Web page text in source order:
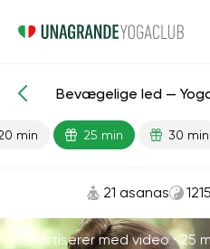
Færdiglavede lektioner
Bevægelige led —
min 25 min 30 min
21 asanas
Praktiserer med video ·25